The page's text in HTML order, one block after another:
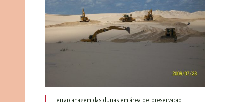
Terraplanagem das dunas em área de preservação